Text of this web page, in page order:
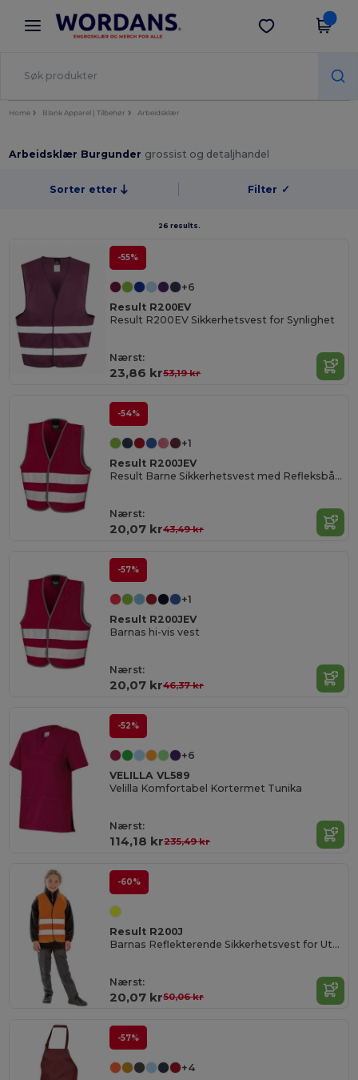
× Wordans-app
Bedre priser i appen!
Last ned app
Home Blank Apparel | Tilbehør Arbeidsklær
Arbeidsklær Burgunder grossist og detaljhandel
Sorter etter Filter ✓
26 results.
-55%
+6
Result R200EV
Result R200EV Sikkerhetsvest for Synlighet
Nærst:
23,86 kr53,19 kr
-54%
+1
Result R200JEV
Result Barne Sikkerhetsvest med Refleksbånd
Nærst:
20,07 kr43,49 kr
-57%
+1
Result R200JEV
Barnas hi-vis vest
Nærst:
20,07 kr46,37 kr
-52%
+6
VELILLA VL589
Velilla Komfortabel Kortermet Tunika
Nærst:
114,18 kr235,49 kr
-60%
Result R200J
Barnas Reflekterende Sikkerhetsvest for Utendørsbruk
Nærst:
20,07 kr50,06 kr
-57%
+4